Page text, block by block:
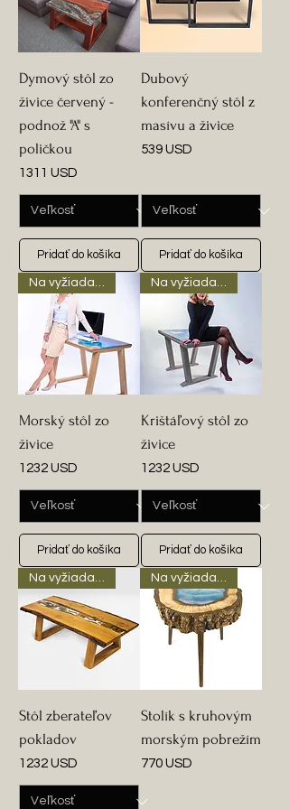
Dymový stôl zo
živice červený -
podnož "A" s
poličkou
Cena
1311 USD
Pridať do košíka
Dubový
konferenčný stôl z
masívu a živice
Cena
539 USD
Pridať do košíka
Na vyžiadanie
Morský stôl zo
živice
Cena
1232 USD
Pridať do košíka
Na vyžiadanie
Krištáľový stôl zo
živice
Cena
1232 USD
Pridať do košíka
Na vyžiadanie
Stôl zberateľov
pokladov
Cena
1232 USD
Na vyžiadanie
Stolík s kruhovým
morským pobrežím
Cena
770 USD